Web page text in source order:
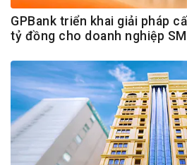
GPBank triển khai giải pháp
tỷ đồng cho doanh nghiệp